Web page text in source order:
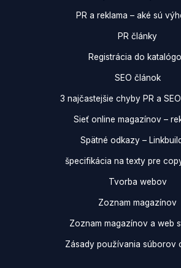
PR a reklama – aké sú
PR články
Registrácia do
SEO článok
3 najčastejšie chyby PR a
Sieť online magazínov –
Spätné odkazy –
špecifikácia na texty pre
Tvorba webov
Zoznam magazínov
Zoznam magazínov a web
Zásady používania súborov